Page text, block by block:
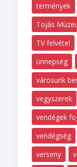
termények
Tojás
TV felvétel
ünnepség
városunk
vegyszerek
vendégek
vendégség
verseny